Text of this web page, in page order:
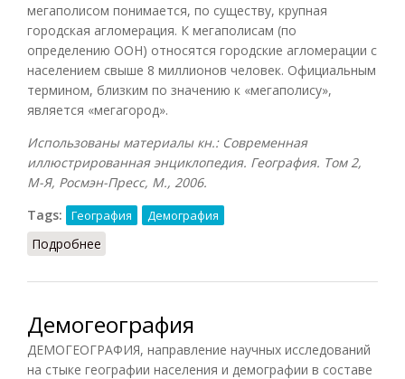
мегаполисом понимается, по существу, крупная
городская агломерация. К мегаполисам (по
определению ООН) относятся городские агломерации с
населением свыше 8 миллионов человек. Официальным
термином, близким по значению к «мегаполису»,
является «мегагород».
Использованы материалы кн.: Современная
иллюстрированная энциклопедия. География. Том 2,
М-Я, Росмэн-Пресс, М., 2006.
Tags:
География Демография
Подробнее
Демогеография
ДЕМОГЕОГРАФИЯ, направление научных исследований
на стыке географии населения и демографии в составе